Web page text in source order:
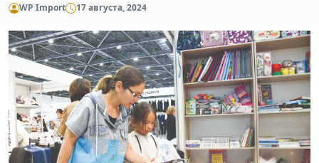
WP Import 17 августа, 2024